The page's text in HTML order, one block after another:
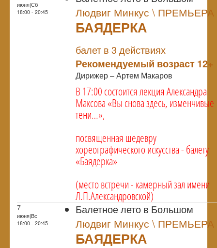
июня|Сб
18:00 - 20:45
Людвиг Минкус \ ПРЕМЬЕРА
БАЯДЕРКА
балет в 3 действиях
Рекомендуемый возраст 12+
Дирижер – Артем Макаров
В 17:00 состоится лекция Александра
Максова «Вы снова здесь, изменчивые
тени…»,
посвященная шедевру
хореографического искусства - балету
«Баядерка»
(место встречи - камерный зал имени
Л.П.Александровской)
7
июня|Вс
18:00 - 20:45
Балетное лето в Большом
Людвиг Минкус \ ПРЕМЬЕРА
БАЯДЕРКА